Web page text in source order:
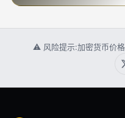
⚠ 风险提示:加密货币价